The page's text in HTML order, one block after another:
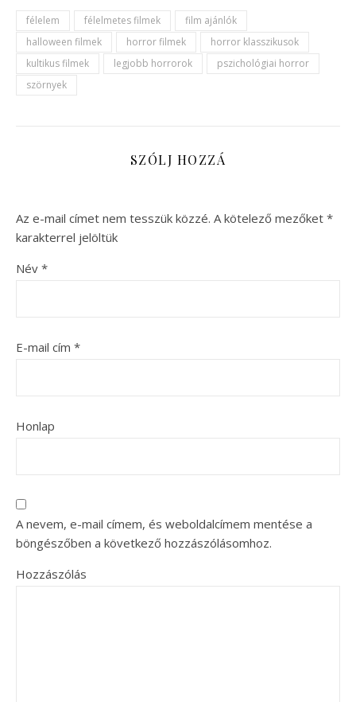
félelem félelmetes filmek
film ajánlók
halloween filmek
horror filmek
horror klasszikusok
kultikus filmek
legjobb horrorok
pszichológiai horror
szörnyek
SZÓLJ HOZZÁ
Az e-mail címet nem tesszük közzé. A kötelező mezőket *
karakterrel jelöltük
Név *
E-mail cím *
Honlap
A nevem, e-mail címem, és weboldalcímem mentése a
böngészőben a következő hozzászólásomhoz.
Hozzászólás